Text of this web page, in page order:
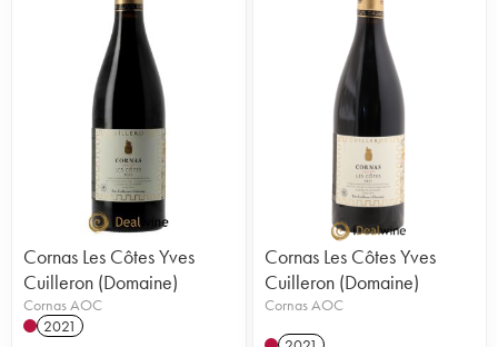
Cornas Les Côtes Yves
Cuilleron (Domaine)
Cornas AOC
2021
Cornas Les Côtes Yves
Cuilleron (Domaine)
Cornas AOC